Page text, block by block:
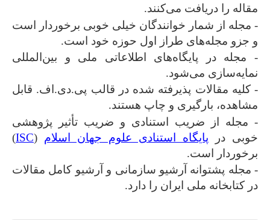
مقاله را دریافت می‌کنند.
- مجله از شمار خوانندگان خیلی خوبی برخوردار است
و جزو مجله‌های طراز اول حوزه خود است.
- مجله در پایگاه‌های اطلاعاتی ملی و بین‌المللی
نمایه‌سازی می‌شود.
- کلیه مقالات پذیرفته شده در قالب پی.دی.اف. قابل
مشاهده، بارگیری و چاپ هستند.
- مجله از ضریب استنادی و ضریب تأثیر پژوهشی
خوبی در پایگاه استنادی علوم جهان اسلام (
ISC
)
برخوردار است.
- مجله پشتوانه آرشیو سازمانی و آرشیو کامل مقالات
در کتابخانه ملی ایران را دارد.